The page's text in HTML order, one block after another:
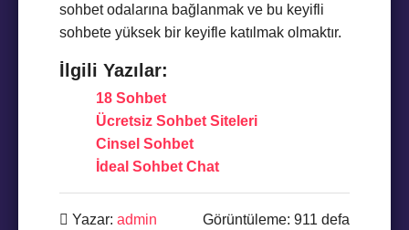
sohbet odalarına bağlanmak ve bu keyifli
sohbete yüksek bir keyifle katılmak olmaktır.
İlgili Yazılar:
18 Sohbet
Ücretsiz Sohbet Siteleri
Cinsel Sohbet
İdeal Sohbet Chat
Yazar: admin Görüntüleme: 911 defa